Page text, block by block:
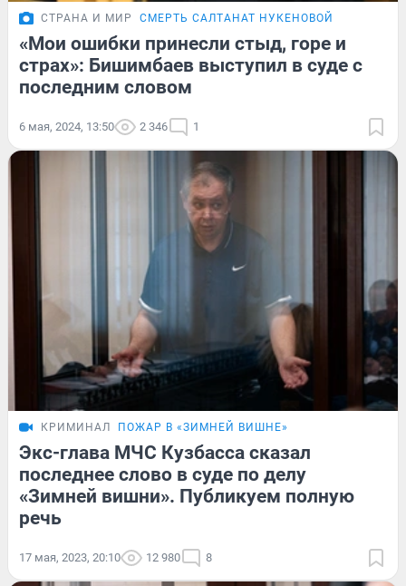
СТРАНА И МИР СМЕРТЬ САЛТАНАТ НУКЕНОВОЙ
«Мои ошибки принесли стыд, горе и
страх»: Бишимбаев выступил в суде с
последним словом
6 мая, 2024, 13:50 2 346 1
КРИМИНАЛ ПОЖАР В «ЗИМНЕЙ ВИШНЕ»
Экс-глава МЧС Кузбасса сказал
последнее слово в суде по делу
«Зимней вишни». Публикуем полную
речь
17 мая, 2023, 20:10 12 980 8